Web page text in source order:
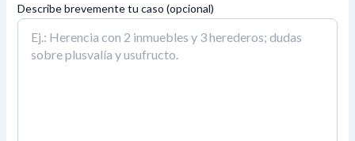
Describe brevemente tu caso (opcional)